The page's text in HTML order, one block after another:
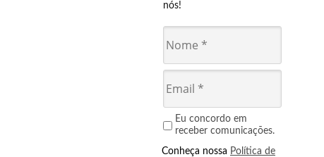
nós!
Eu concordo em
receber comunicações.
Conheça nossa Política de